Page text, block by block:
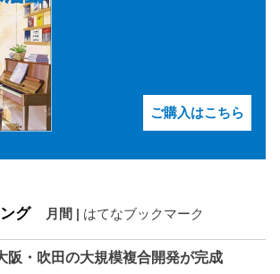
ご購入はこちら
ング 月間 | はてなブックマーク
阪・吹田の大規模複合開発が完成